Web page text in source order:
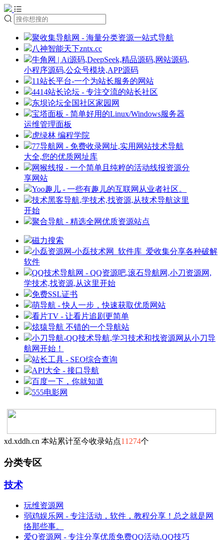
聚收集导航网 - 海量分类资源一站式导航
八神智能天下zntx.cc
牛角网 | Ai源码,DeepSeek,精品源码,网站源码,
小程序源码,公众号模块,APP源码
11站长平台-一个为站长服务的网站
4414站长论坛 - 专注交流的站长社区
东坝论坛全国社区家园网
宝塔面板 - 简单好用的Linux/Windows服务器
运维管理面板
虎绿林 编程学院
77导航网 - 免费收录网址,实用网站技术导航
大全,您的优质网址库
网猴线报 - 一个简单且纯粹的活动线报资源分
享网站
Yoo趣儿 - 一些有趣儿的互联网从业者社区。
技术黑客导航,学技术,找资源,从技术导航这里
开始
聚合导航 - 精选全网优质资源站点
磁力搜索
小磊资源网-小磊技术网_软件库_爱收集分享各种破解
软件
QQ技术导航网 - QQ资源吧,滚石导航网,小刀资源网,
学技术,找资源,从这里开始
免费SSL证书
萌导航 - 快人一步，快速获取优质网站
看片TV - 让看片追剧更简单
炫猿导航 不错的一个导航站
小刀导航-QQ技术导航,学习技术和找资源网从小刀导
航网开始！
站长工具 - SEO综合查询
API大全 - 接口导航
百度一下，你就知道
555电影网
xd.xddh.cn 本站累计至今收录站点11274个
分类专区
技术
玩维资源网
弱鸡娱乐网 - 专注活动，软件，教程分享！总之就是网
络那些事。
爱Q资源网 - 专注分享优质免费QQ活动,QQ技巧